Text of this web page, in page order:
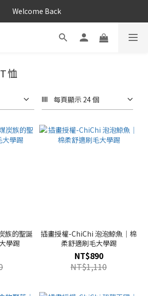
Welcome Back
恤
每頁顯示 24 個
族的聖誕
學踢
插畫授權-ChiChi 泡泡鯨魚｜棉
柔舒適刷毛大學踢
NT$890
NT$1,110